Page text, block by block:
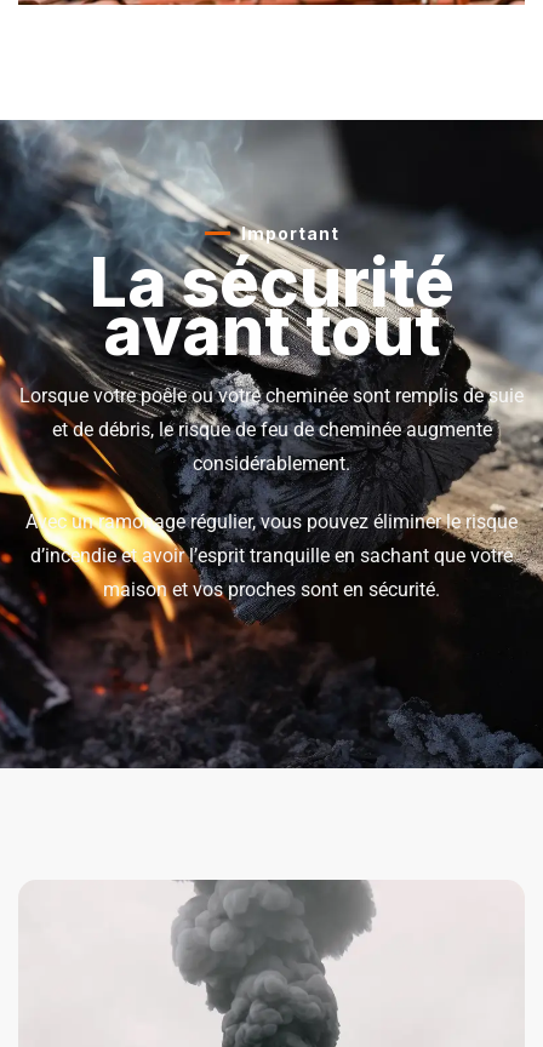
Important
La sécurité
avant tout
Lorsque votre poêle ou votre cheminée sont remplis de suie
et de débris, le risque de feu de cheminée augmente
considérablement.
Avec un ramonage régulier, vous pouvez éliminer le risque
d’incendie et avoir l’esprit tranquille en sachant que votre
maison et vos proches sont en sécurité.